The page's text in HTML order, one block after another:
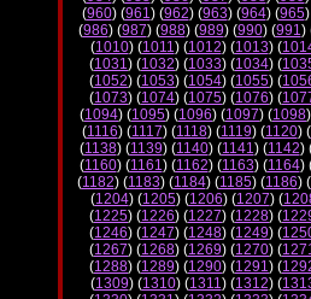
(960) (961) (962) (963) (964) (965
(986) (987) (988) (989) (990) (991)
(1010) (1011) (1012) (1013) (
(1031) (1032) (1033) (1034) (
(1052) (1053) (1054) (1055) (
(1073) (1074) (1075) (1076) (
(1094) (1095) (1096) (1097) (1098
(1116) (1117) (1118) (1119) (1120) (
(1138) (1139) (1140) (1141) (1142)
(1160) (1161) (1162) (1163) (1164)
(1182) (1183) (1184) (1185) (1186) (
(1204) (1205) (1206) (1207) (
(1225) (1226) (1227) (1228) (
(1246) (1247) (1248) (1249) (
(1267) (1268) (1269) (1270) (
(1288) (1289) (1290) (1291) (
(1309) (1310) (1311) (1312) (